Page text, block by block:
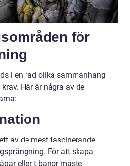
för
i en rad olika sammanhang
Här är några av de
av de mest fascinerande
För att skapa
eller t-banor måste